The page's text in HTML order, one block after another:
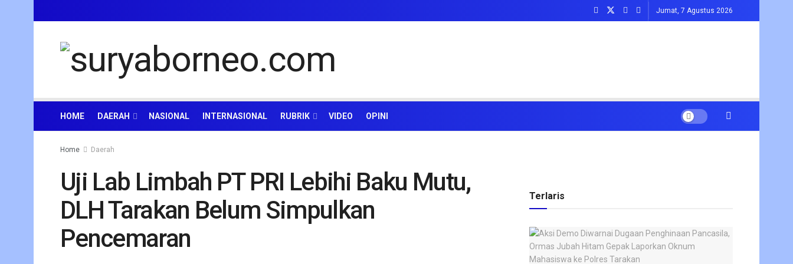
Jumat, 7 Agustus 2026
HOME DAERAH NASIONAL INTERNASIONAL RUBRIK VIDEO OPINI
Home Daerah
Uji Lab Limbah PT PRI Lebihi Baku Mutu,
DLH Tarakan Belum Simpulkan
Pencemaran
Terlaris